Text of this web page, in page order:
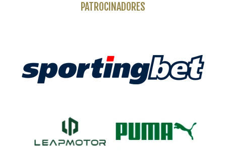
PATROCINADORES